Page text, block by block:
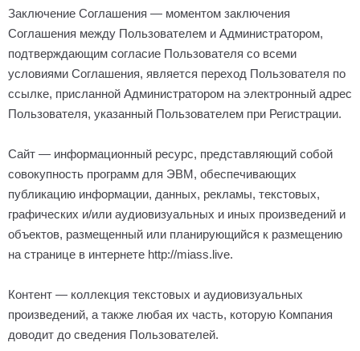
Заключение Соглашения — моментом заключения
Соглашения между Пользователем и Администратором,
подтверждающим согласие Пользователя со всеми
условиями Соглашения, является переход Пользователя по
ссылке, присланной Администратором на электронный адрес
Пользователя, указанный Пользователем при Регистрации.
Сайт — информационный ресурс, представляющий собой
совокупность программ для ЭВМ, обеспечивающих
публикацию информации, данных, рекламы, текстовых,
графических и/или аудиовизуальных и иных произведений и
объектов, размещенный или планирующийся к размещению
на странице в интернете http://miass.live.
Контент — коллекция текстовых и аудиовизуальных
произведений, а также любая их часть, которую Компания
доводит до сведения Пользователей.